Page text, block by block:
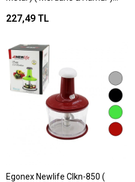
227,49 TL
Egonex Newlife Clkn-850 (